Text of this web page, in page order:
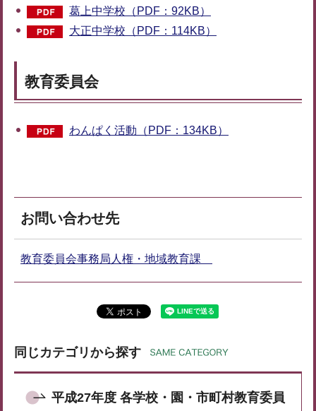
葛上中学校（PDF：92KB）
大正中学校（PDF：114KB）
教育委員会
わんぱく活動（PDF：134KB）
お問い合わせ先
教育委員会事務局人権・地域教育課
同じカテゴリから探す
平成27年度 各学校・園・市町村教育委員